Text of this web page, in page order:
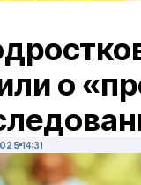
о
14:31